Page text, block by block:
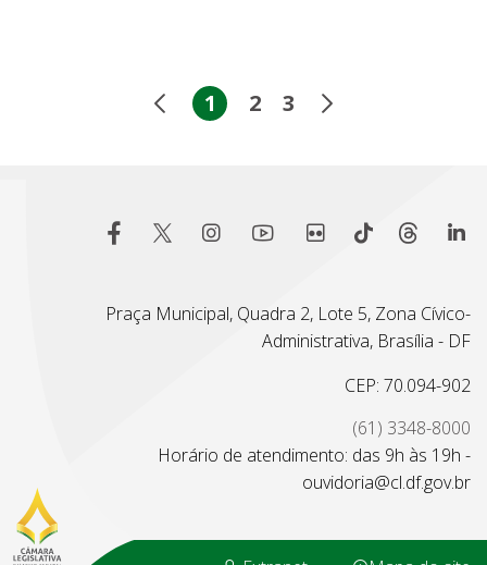
1 2 3
Praça Municipal, Quadra 2, Lote 5, Zona Cívico-
Administrativa, Brasília - DF
CEP: 70.094-902
(61) 3348-8000
Horário de atendimento: das 9h às 19h -
ouvidoria@cl.df.gov.br